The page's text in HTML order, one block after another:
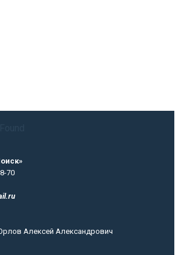
70
Алексей Александрович